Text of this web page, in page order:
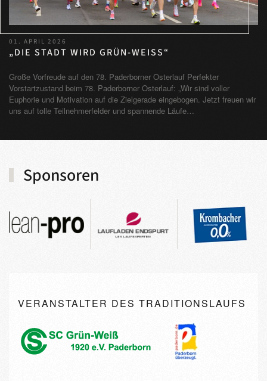
01. APRIL 2026
„DIE STADT WIRD GRÜN-WEISS“
Große Vorfreude auf den 78. Paderborner Osterlauf Perfekter
Vorstartzustand beim 78. Paderborner Osterlauf: „Wir sind voller
Euphorie und Motivation auf die Zielgerade eingebogen. Jetzt freuen wir
uns auf tolle Teilnehmerfelder und spannende Läufe…
Sponsoren
VERANSTALTER DES TRADITIONSLAUFS